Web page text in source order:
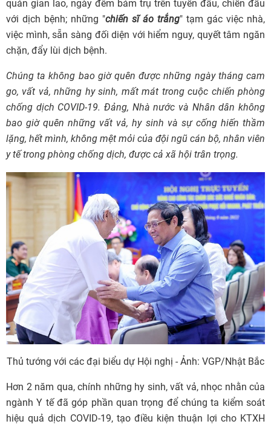
quản gian lao, ngày đêm bám trụ trên tuyến đầu, chiến đấu
với dịch bệnh; những "chiến sĩ áo trắng" tạm gác việc nhà,
việc mình, sẵn sàng đối diện với hiểm nguy, quyết tâm ngăn
chặn, đẩy lùi dịch bệnh.
Chúng ta không bao giờ quên được những ngày tháng cam
go, vất vả, những hy sinh, mất mát trong cuộc chiến phòng
chống dịch COVID-19. Đảng, Nhà nước và Nhân dân không
bao giờ quên những vất vả, hy sinh và sự cống hiến thầm
lặng, hết mình, không mệt mỏi của đội ngũ cán bộ, nhân viên
y tế trong phòng chống dịch, được cả xã hội trân trọng.
Thủ tướng với các đại biểu dự Hội nghị - Ảnh: VGP/Nhật Bắc
Hơn 2 năm qua, chính những hy sinh, vất vả, nhọc nhằn của
ngành Y tế đã góp phần quan trọng để chúng ta kiểm soát
hiệu quả dịch COVID-19, tạo điều kiện thuận lợi cho KTXH